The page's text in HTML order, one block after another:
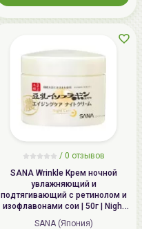
/ 0 отзывов
SANA Wrinkle Крем ночной
увлажняющий и
подтягивающий с ретинолом и
изофлавонами сои | 50г | Night
Wrinkle Cream
SANA (Япония)